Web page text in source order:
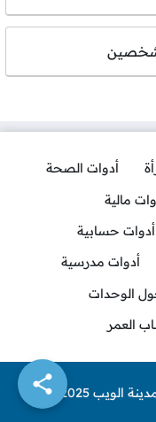
شخصين
أدوات الصحة
مالية
أدوات حسابية
أدوات مدرسية
الوحدات
العمر
الويب 2025